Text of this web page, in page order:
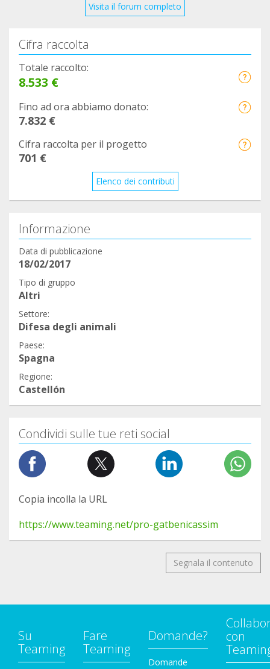
Visita il forum completo
Cifra raccolta
Totale raccolto:
8.533 €
Fino ad ora abbiamo donato:
7.832 €
Cifra raccolta per il progetto
701 €
Elenco dei contributi
Informazione
Data di pubblicazione
18/02/2017
Tipo di gruppo
Altri
Settore:
Difesa degli animali
Paese:
Spagna
Regione:
Castellón
Condividi sulle tue reti social
Copia incolla la URL
https://www.teaming.net/pro-gatbenicassim
Segnala il contenuto
Su
Teaming
Fare
Teaming
Domande?
Domande
con